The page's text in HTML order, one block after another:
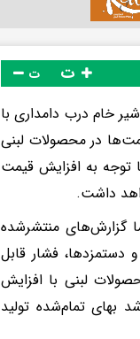
ت
خام درب دامداری با
قیمت‌ها در محصولات لبنی
توجه به افزایش قیمت
افزایش قیمت ۲۰ درصد است، اما گزارش‌های منتشرشده
دستمزدها، فشار قابل
لبنی با افزایش
بهای تمام‌شده تولید